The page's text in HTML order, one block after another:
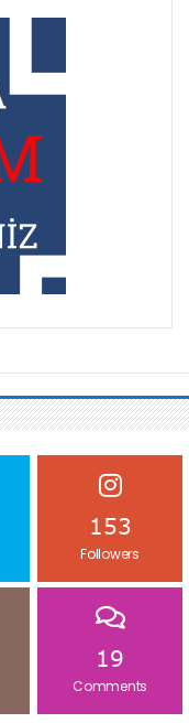
153
Followers
19
Comments